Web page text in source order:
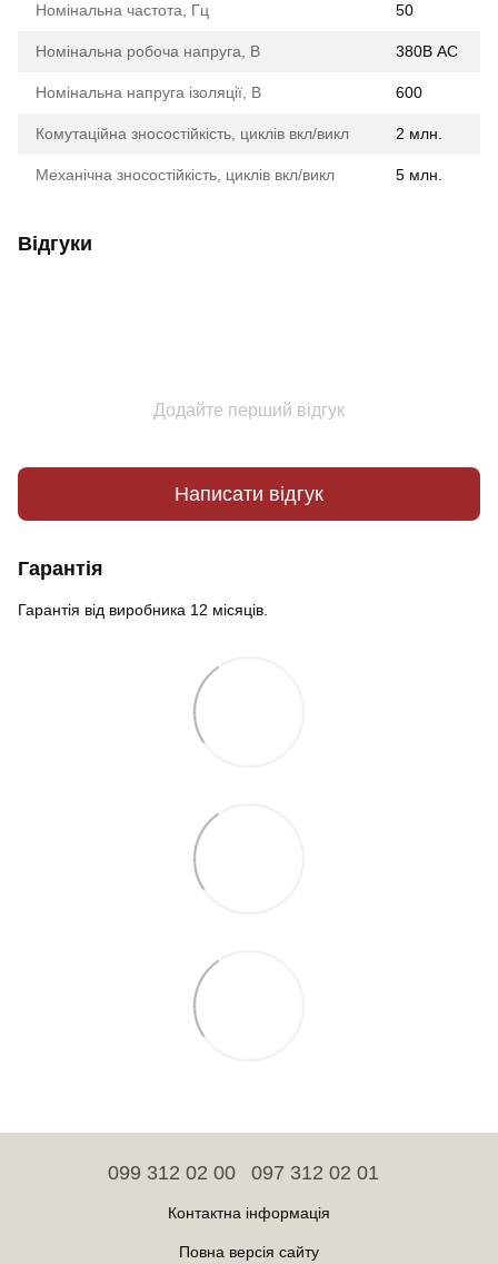
Номінальна частота, Гц 50
Номінальна робоча напруга, В 380В АС
Номінальна напруга ізоляції, В 600
Комутаційна зносостійкість, циклів вкл/викл 2 млн.
Механічна зносостійкість, циклів вкл/викл 5 млн.
Відгуки
Додайте перший відгук
Написати відгук
Гарантія
Гарантія від виробника 12 місяців.
099 312 02 00 097 312 02 01
Контактна інформація
Повна версія сайту